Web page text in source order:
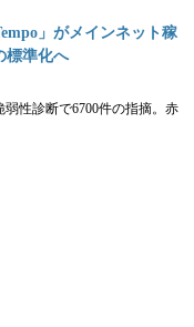
」がメインネット稼
標準化へ
弱性診断で6700件の指摘。赤